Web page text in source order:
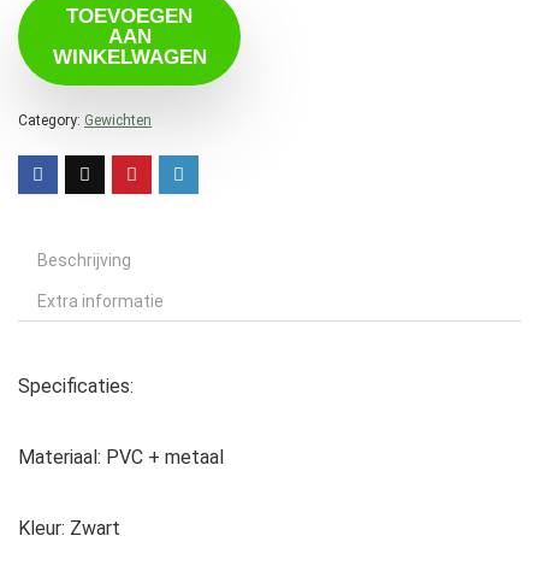
TOEVOEGEN
AAN
WINKELWAGEN
Category: Gewichten
Beschrijving
Extra informatie
Specificaties:
Materiaal: PVC + metaal
Kleur: Zwart